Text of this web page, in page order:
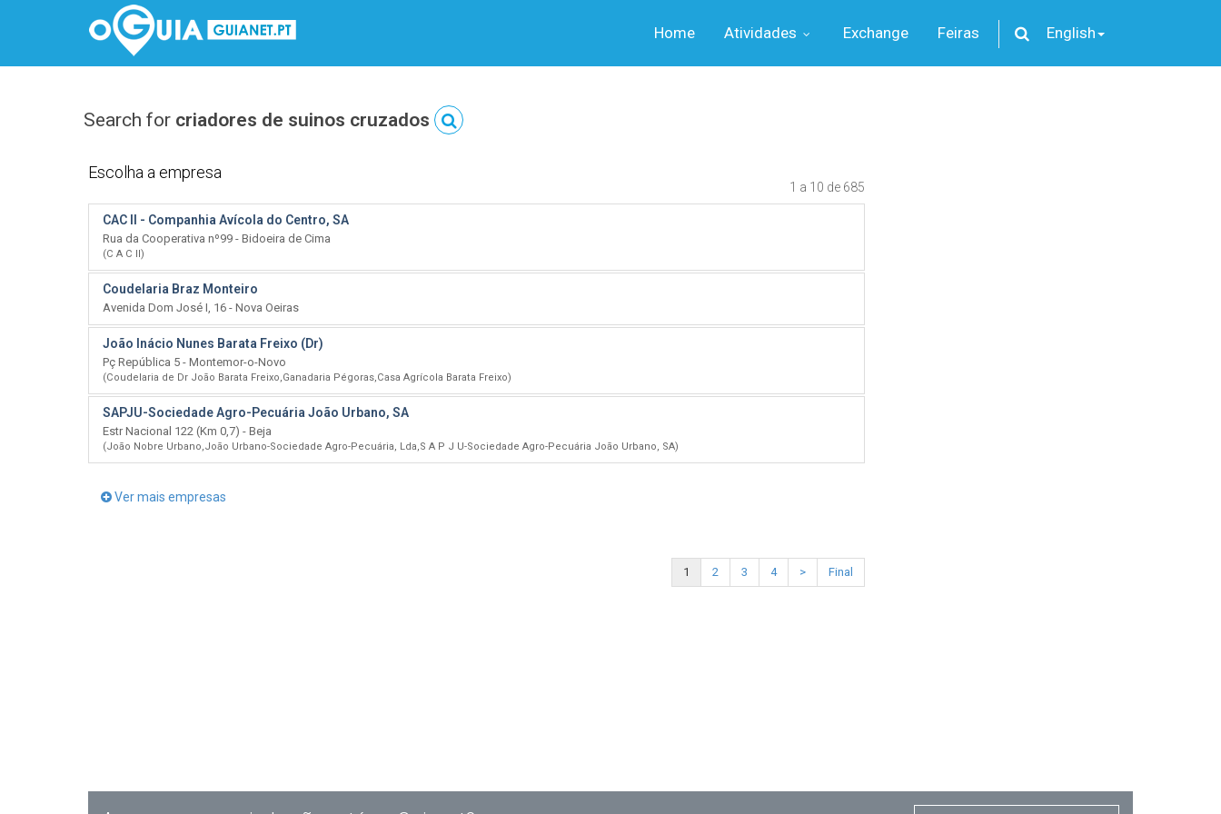
Home Atividades Exchange Feiras English
Search for criadores de suinos cruzados
Escolha a empresa
1 a 10 de 685
CAC ll - Companhia Avícola do Centro, SA
Rua da Cooperativa nº99 - Bidoeira de Cima
(C A C II)
Coudelaria Braz Monteiro
Avenida Dom José I, 16 - Nova Oeiras
João Inácio Nunes Barata Freixo (Dr)
Pç República 5 - Montemor-o-Novo
(Coudelaria de Dr João Barata Freixo,Ganadaria Pégoras,Casa Agrícola Barata Freixo)
SAPJU-Sociedade Agro-Pecuária João Urbano, SA
Estr Nacional 122 (Km 0,7) - Beja
(João Nobre Urbano,João Urbano-Sociedade Agro-Pecuária, Lda,S A P J U-Sociedade Agro-Pecuária João Urbano, SA)
Ver mais empresas
1 2 3 4 > Final